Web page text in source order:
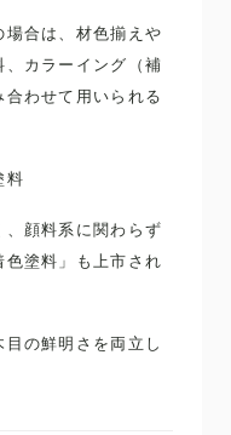
合は、材色揃えや
カラーイング（補
わせて用いられる
料
顔料系に関わらず
塗料」も上市され
の鮮明さを両立し